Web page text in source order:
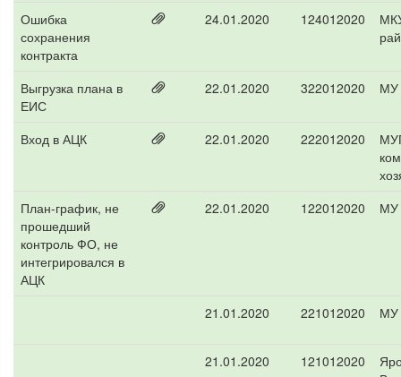
Ошибка
сохранения
контракта
24.01.2020 124012020
Выгрузка плана в
ЕИС
22.01.2020 322012020 МУ
Вход в АЦК 22.01.2020 222012020
План-график, не
прошедший
контроль ФО, не
интегрировался в
АЦК
22.01.2020 122012020 МУ
21.01.2020 221012020 МУ
21.01.2020 121012020